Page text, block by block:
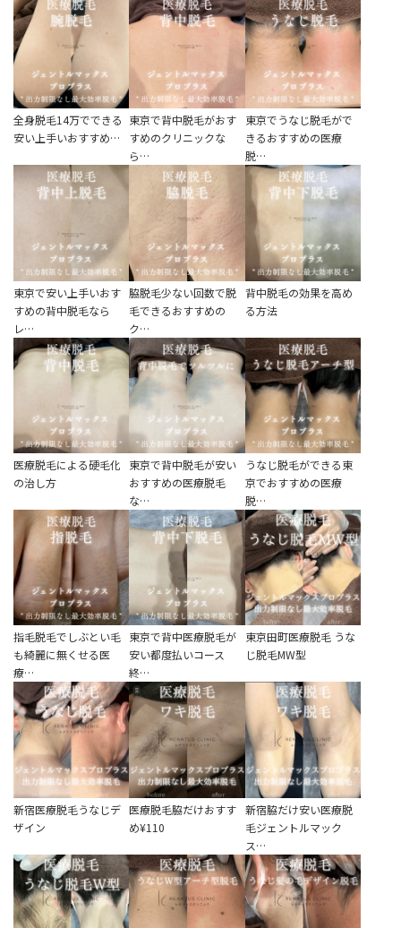
全身脱毛14万でできる
安い上手いおすすめ…
東京で背中脱毛がおす
すめのクリニックな
ら…
東京でうなじ脱毛がで
きるおすすめの医療
脱…
東京で安い上手いおす
すめの背中脱毛なら
レ…
脇脱毛少ない回数で脱
毛できるおすすめの
ク…
背中脱毛の効果を高め
る方法
医療脱毛による硬毛化
の治し方
東京で背中脱毛が安い
おすすめの医療脱毛
な…
うなじ脱毛ができる東
京でおすすめの医療
脱…
指毛脱毛でしぶとい毛
も綺麗に無くせる医
療…
東京で背中医療脱毛が
安い都度払いコース
終…
東京田町医療脱毛 うな
じ脱毛MW型
新宿医療脱毛うなじデ
ザイン
医療脱毛脇だけおすす
め¥110
新宿脇だけ安い医療脱
毛ジェントルマック
ス…